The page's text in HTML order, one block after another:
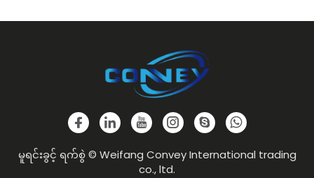
မူရင်းခွင့် ရက်စွဲ © Weifang Convey International trading
co., ltd.